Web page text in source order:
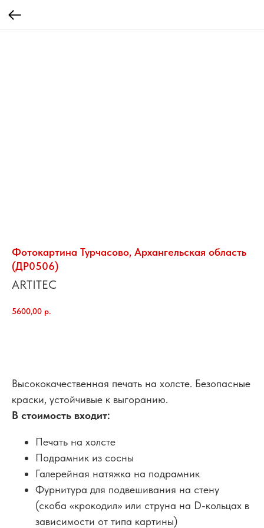
Фотокартина Турчасово, Архангельская область
(ДР0506)
ARTITEC
5600,00 р.
Высококачественная печать на холсте. Безопасные
краски, устойчивые к выгоранию.
В стоимость входит:
Печать на холсте
Подрамник из сосны
Галерейная натяжка на подрамник
Фурнитура для подвешивания на стену
(скоба «крокодил» или струна на D-кольцах в
зависимости от типа картины)